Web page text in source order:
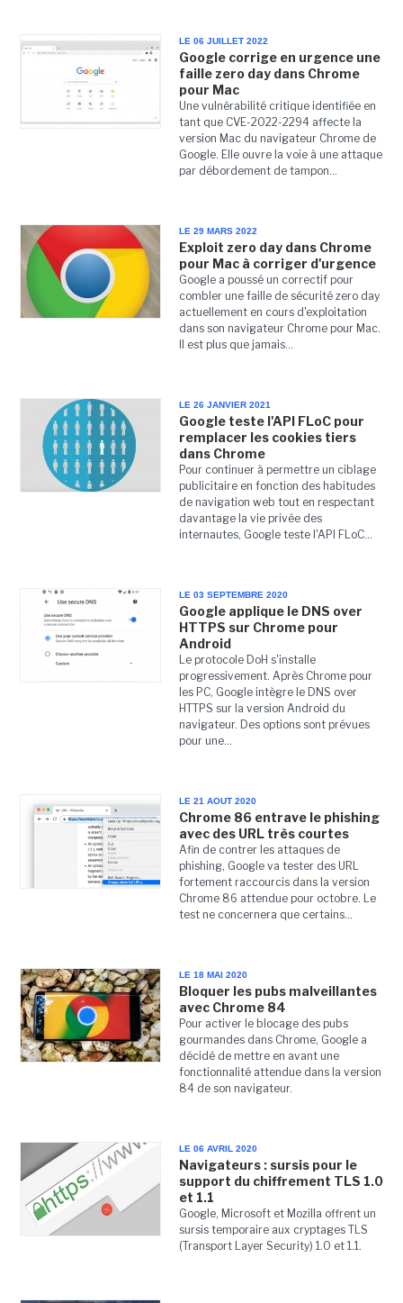
LE 06 JUILLET 2022
Google corrige en urgence une
faille zero day dans Chrome
pour Mac
Une vulnérabilité critique identifiée en
tant que CVE-2022-2294 affecte la
version Mac du navigateur Chrome de
Google. Elle ouvre la voie à une attaque
par débordement de tampon...
LE 29 MARS 2022
Exploit zero day dans Chrome
pour Mac à corriger d'urgence
Google a poussé un correctif pour
combler une faille de sécurité zero day
actuellement en cours d'exploitation
dans son navigateur Chrome pour Mac.
Il est plus que jamais...
LE 26 JANVIER 2021
Google teste l'API FLoC pour
remplacer les cookies tiers
dans Chrome
Pour continuer à permettre un ciblage
publicitaire en fonction des habitudes
de navigation web tout en respectant
davantage la vie privée des
internautes, Google teste l'API FLoC...
LE 03 SEPTEMBRE 2020
Google applique le DNS over
HTTPS sur Chrome pour
Android
Le protocole DoH s'installe
progressivement. Après Chrome pour
les PC, Google intègre le DNS over
HTTPS sur la version Android du
navigateur. Des options sont prévues
pour une...
LE 21 AOUT 2020
Chrome 86 entrave le phishing
avec des URL très courtes
Afin de contrer les attaques de
phishing, Google va tester des URL
fortement raccourcis dans la version
Chrome 86 attendue pour octobre. Le
test ne concernera que certains...
LE 18 MAI 2020
Bloquer les pubs malveillantes
avec Chrome 84
Pour activer le blocage des pubs
gourmandes dans Chrome, Google a
décidé de mettre en avant une
fonctionnalité attendue dans la version
84 de son navigateur.
LE 06 AVRIL 2020
Navigateurs : sursis pour le
support du chiffrement TLS 1.0
et 1.1
Google, Microsoft et Mozilla offrent un
sursis temporaire aux cryptages TLS
(Transport Layer Security) 1.0 et 1.1.